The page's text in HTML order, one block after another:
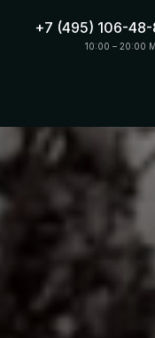
+7 (495) 106-
10:00 – 20:00